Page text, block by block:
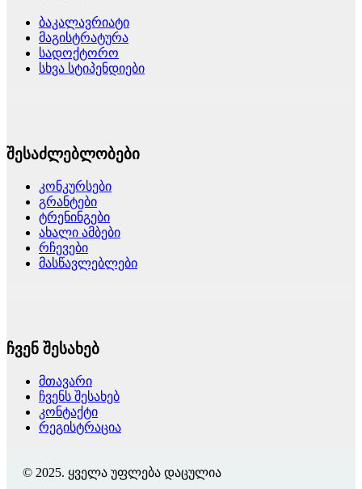
ბაკალავრიატი
მაგისტრატურა
სადოქტორო
სხვა სტიპენდიები
შესაძლებლობები
კონკურსები
გრანტები
ტრენინგები
ახალი ამბები
რჩევები
მასწავლებლები
ჩვენ შესახებ
მთავარი
ჩვენს შესახებ
კონტაქტი
რეგისტრაცია
© 2025. ყველა უფლება დაცულია